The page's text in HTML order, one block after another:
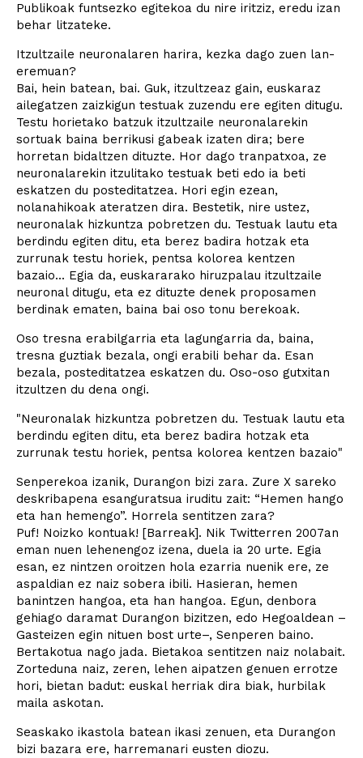
Publikoak funtsezko egitekoa du nire iritziz, eredu izan
behar litzateke.
Itzultzaile neuronalaren harira, kezka dago zuen lan-
eremuan?
Bai, hein batean, bai. Guk, itzultzeaz gain, euskaraz
ailegatzen zaizkigun testuak zuzendu ere egiten ditugu.
Testu horietako batzuk itzultzaile neuronalarekin
sortuak baina berrikusi gabeak izaten dira; bere
horretan bidaltzen dituzte. Hor dago tranpatxoa, ze
neuronalarekin itzulitako testuak beti edo ia beti
eskatzen du posteditatzea. Hori egin ezean,
nolanahikoak ateratzen dira. Bestetik, nire ustez,
neuronalak hizkuntza pobretzen du. Testuak lautu eta
berdindu egiten ditu, eta berez badira hotzak eta
zurrunak testu horiek, pentsa kolorea kentzen
bazaio... Egia da, euskararako hiruzpalau itzultzaile
neuronal ditugu, eta ez dituzte denek proposamen
berdinak ematen, baina bai oso tonu berekoak.
Oso tresna erabilgarria eta lagungarria da, baina,
tresna guztiak bezala, ongi erabili behar da. Esan
bezala, posteditatzea eskatzen du. Oso-oso gutxitan
itzultzen du dena ongi.
"Neuronalak hizkuntza pobretzen du. Testuak lautu eta
berdindu egiten ditu, eta berez badira hotzak eta
zurrunak testu horiek, pentsa kolorea kentzen bazaio"
Senperekoa izanik, Durangon bizi zara. Zure X sareko
deskribapena esanguratsua iruditu zait: “Hemen hango
eta han hemengo”. Horrela sentitzen zara?
Puf! Noizko kontuak! [Barreak]. Nik Twitterren 2007an
eman nuen lehenengoz izena, duela ia 20 urte. Egia
esan, ez nintzen oroitzen hola ezarria nuenik ere, ze
aspaldian ez naiz sobera ibili. Hasieran, hemen
banintzen hangoa, eta han hangoa. Egun, denbora
gehiago daramat Durangon bizitzen, edo Hegoaldean –
Gasteizen egin nituen bost urte–, Senperen baino.
Bertakotua nago jada. Bietakoa sentitzen naiz nolabait.
Zorteduna naiz, zeren, lehen aipatzen genuen errotze
hori, bietan badut: euskal herriak dira biak, hurbilak
maila askotan.
Seaskako ikastola batean ikasi zenuen, eta Durangon
bizi bazara ere, harremanari eusten diozu.